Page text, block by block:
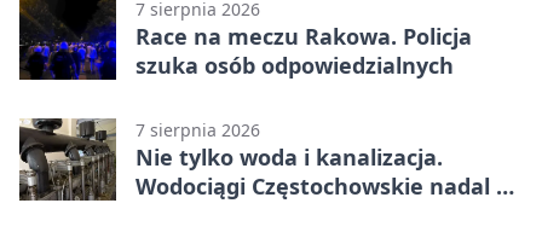
7 sierpnia 2026
Race na meczu Rakowa. Policja
szuka osób odpowiedzialnych
7 sierpnia 2026
Nie tylko woda i kanalizacja.
Wodociągi Częstochowskie nadal w